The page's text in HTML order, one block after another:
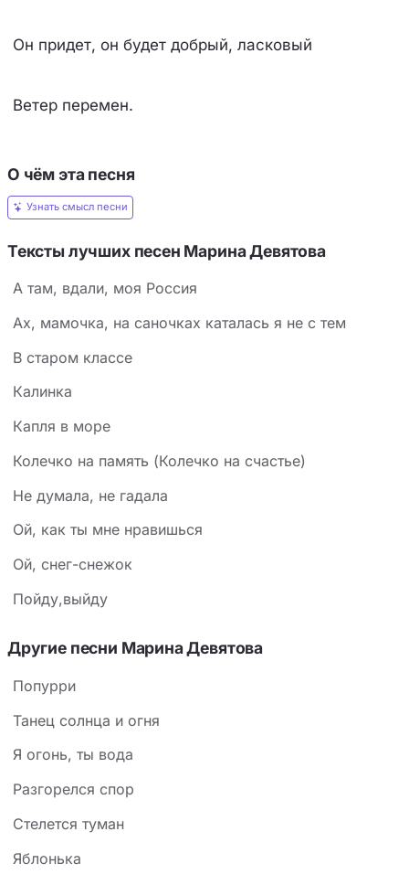
Он придет, он будет добрый, ласковый
Ветер перемен.
О чём эта песня
Узнать смысл песни
Тексты лучших песен Марина Девятова
А там, вдали, моя Россия
Ах, мамочка, на саночках каталась я не с тем
В старом классе
Калинка
Капля в море
Колечко на память (Колечко на счастье)
Не думала, не гадала
Ой, как ты мне нравишься
Ой, снег-снежок
Пойду,выйду
Другие песни Марина Девятова
Попурри
Танец солнца и огня
Я огонь, ты вода
Разгорелся спор
Стелется туман
Яблонька